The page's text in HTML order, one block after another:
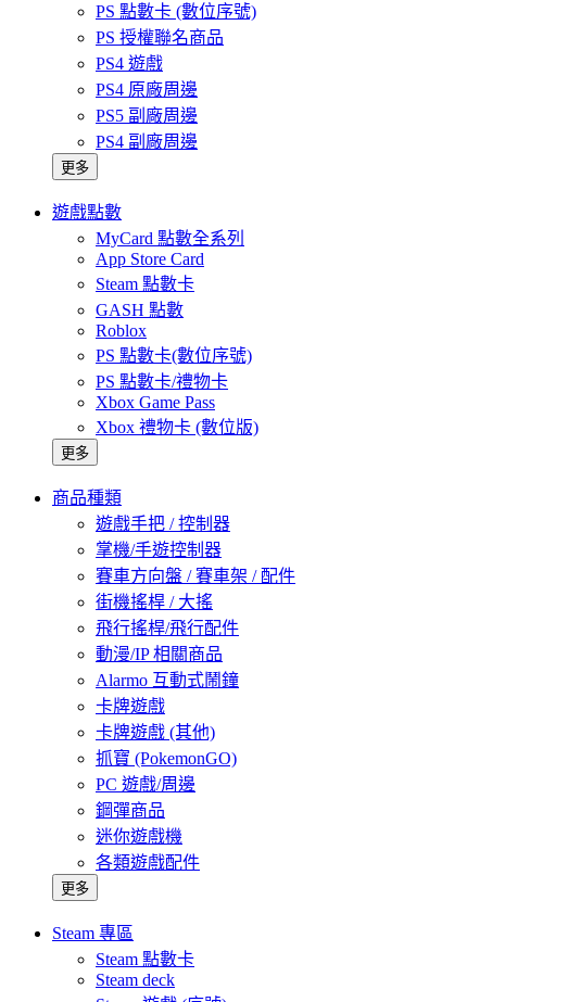
PS 點數卡 (數位序號)
PS 授權聯名商品
PS4 遊戲
PS4 原廠周邊
PS5 副廠周邊
PS4 副廠周邊
更多
遊戲點數
MyCard 點數全系列
App Store Card
Steam 點數卡
GASH 點數
Roblox
PS 點數卡(數位序號)
PS 點數卡/禮物卡
Xbox Game Pass
Xbox 禮物卡 (數位版)
更多
商品種類
遊戲手把 / 控制器
掌機/手遊控制器
賽車方向盤 / 賽車架 / 配件
街機搖桿 / 大搖
飛行搖桿/飛行配件
動漫/IP 相關商品
Alarmo 互動式鬧鐘
卡牌遊戲
卡牌遊戲 (其他)
抓寶 (PokemonGO)
PC 遊戲/周邊
鋼彈商品
迷你遊戲機
各類遊戲配件
更多
Steam 專區
Steam 點數卡
Steam deck